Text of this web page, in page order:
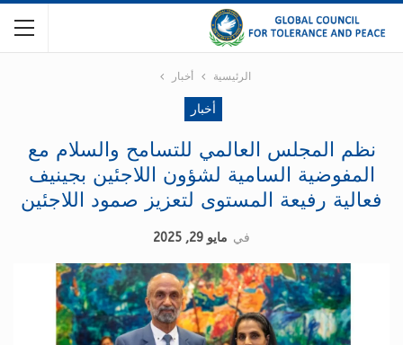
الرئيسية أخبار
أخبار
نظم المجلس العالمي للتسامح والسلام مع
المفوضية السامية لشؤون اللاجئين بجينيف
فعالية رفيعة المستوى لتعزيز صمود اللاجئين
في مايو 29, 2025